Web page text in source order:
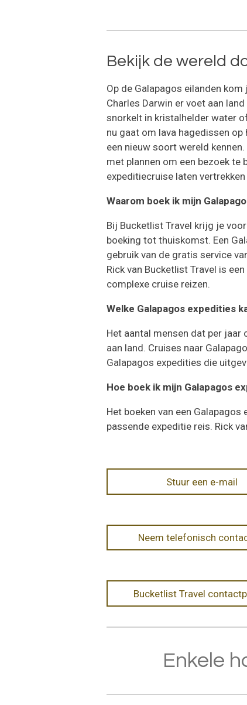
Bekijk de wereld
Op de Galapagos eilanden
Charles Darwin er voet aan
snorkelt in kristalhelder water
nu gaat om lava hagedissen
een nieuw soort wereld
met plannen om een bezoek te
expeditiecruise laten
Waarom boek ik mijn
Bij Bucketlist Travel krijg je
boeking tot thuiskomst. Een
gebruik van de gratis service
Rick van Bucketlist Travel is
complexe cruise reizen.
Welke Galapagos expedities
Het aantal mensen dat per jaar
aan land. Cruises naar
Galapagos expedities die
Hoe boek ik mijn Galapagos
Het boeken van een
passende expeditie reis. Rick
Stuur een e-mail
Neem telefonisch
Bucketlist Travel
Enkele